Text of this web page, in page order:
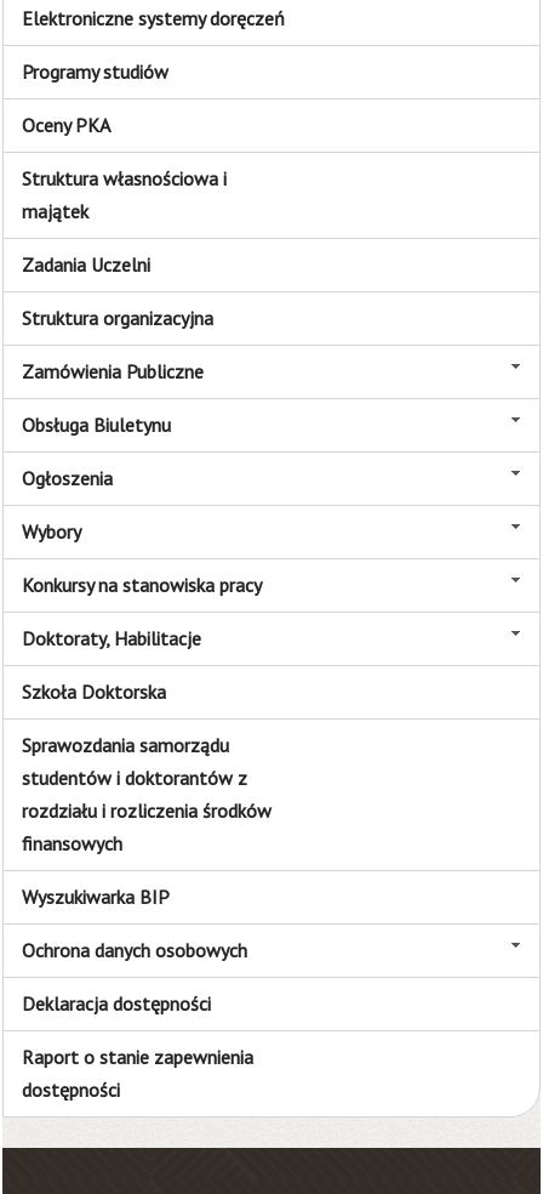
Elektroniczne systemy doręczeń
Programy studiów
Oceny PKA
Struktura własnościowa i
majątek
Zadania Uczelni
Struktura organizacyjna
Zamówienia Publiczne
Obsługa Biuletynu
Ogłoszenia
Wybory
Konkursy na stanowiska pracy
Doktoraty, Habilitacje
Szkoła Doktorska
Sprawozdania samorządu
studentów i doktorantów z
rozdziału i rozliczenia środków
finansowych
Wyszukiwarka BIP
Ochrona danych osobowych
Deklaracja dostępności
Raport o stanie zapewnienia
dostępności